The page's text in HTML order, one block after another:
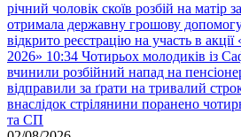
річний чоловік скоїв розбій на матір
отримала державну грошову
відкрито реєстрацію на участь в
2026» 10:34 Чотирьох молодиків із
вчинили розбійний напад на
відправили за ґрати на тривалий
внаслідок стрілянини поранено
та СП